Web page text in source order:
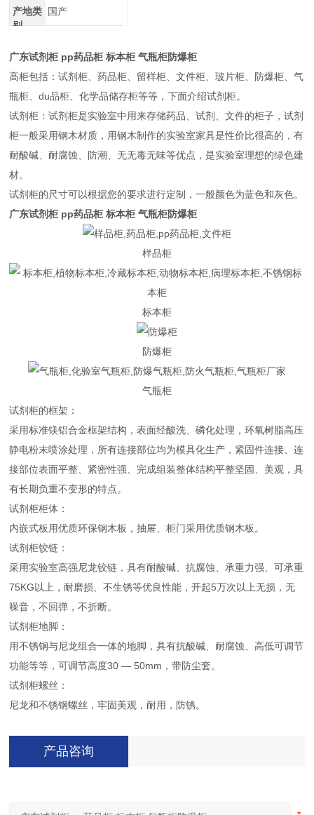
产地类
别
国产
广东试剂柜 pp药品柜 标本柜 气瓶柜防爆柜
高柜包括：试剂柜、药品柜、留样柜、文件柜、玻片柜、防爆柜、气
瓶柜、du品柜、化学品储存柜等等，下面介绍试剂柜。
试剂柜：试剂柜是实验室中用来存储药品、试剂、文件的柜子，试剂
柜一般采用钢木材质，用钢木制作的实验室家具是性价比很高的，有
耐酸碱、耐腐蚀、防潮、无无毒无味等优点，是实验室理想的绿色建
材。
试剂柜的尺寸可以根据您的要求进行定制，一般颜色为蓝色和灰色。
广东试剂柜 pp药品柜 标本柜 气瓶柜防爆柜
样品柜
标本柜
防爆柜
气瓶柜
试剂柜的框架：
采用标准镁铝合金框架结构，表面经酸洗、磷化处理，环氧树脂高压
静电粉末喷涂处理，所有连接部位均为模具化生产，紧固件连接、连
接部位表面平整、紧密性强、完成组装整体结构平整坚固、美观，具
有长期负重不变形的特点。
试剂柜柜体：
内嵌式板用优质环保钢木板，抽屉、柜门采用优质钢木板。
试剂柜铰链：
采用实验室高强尼龙铰链，具有耐酸碱、抗腐蚀、承重力强、可承重
75KG以上，耐磨损、不生锈等优良性能，开起5万次以上无损，无
噪音，不回弹，不折断。
试剂柜地脚：
用不锈钢与尼龙组合一体的地脚，具有抗酸碱、耐腐蚀、高低可调节
功能等等，可调节高度30 — 50mm，带防尘套。
试剂柜螺丝：
尼龙和不锈钢螺丝，牢固美观，耐用，防锈。
产品咨询